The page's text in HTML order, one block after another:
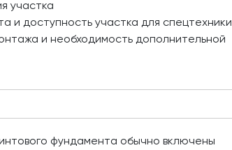
участка
и доступность участка для спецтехники
и необходимость дополнительной
фундамента обычно включены